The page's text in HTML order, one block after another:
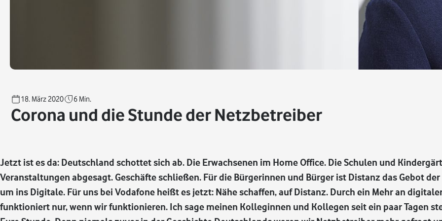
18. März 2020 6 Min.
Corona und die Stunde der Netzbetreiber
Jetzt ist es da: Deutschland schottet sich ab. Die Erwachsenen im Home Office. Die Schulen und
Veranstaltungen abgesagt. Geschäfte schließen. Für die Bürgerinnen und Bürger ist Distanz das Gebot
um ins Digitale. Für uns bei Vodafone heißt es jetzt: Nähe schaffen, auf Distanz. Durch ein Mehr an
funktioniert nur, wenn wir funktionieren. Ich sage meinen Kolleginnen und Kollegen seit ein paar Tagen